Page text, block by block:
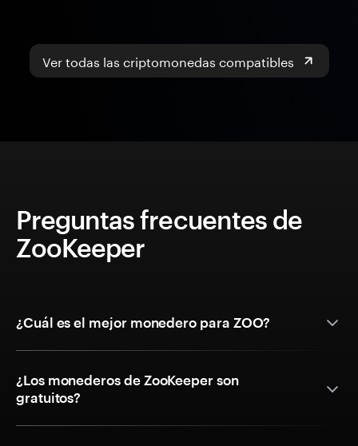
Ver todas las criptomonedas compatibles
Preguntas frecuentes de
ZooKeeper
¿Cuál es el mejor monedero para ZOO?
¿Los monederos de ZooKeeper son
gratuitos?